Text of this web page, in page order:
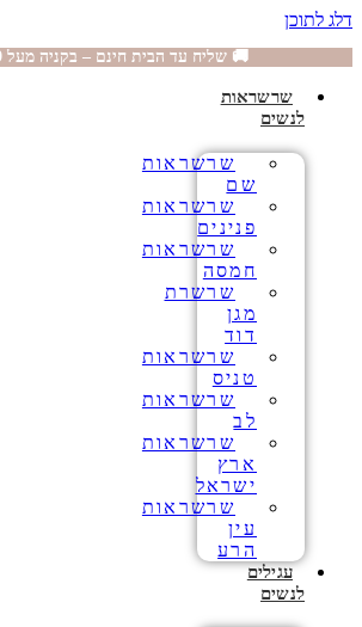
דלג לתוכן
🚚 שליח עד הבית חינם – בקניה מעל 299 ש"ח
שרשראות
לנשים
שרשראות
שם
שרשראות
פנינים
שרשראות
חמסה
שרשרת
מגן
דוד
שרשראות
טניס
שרשראות
לב
שרשראות
ארץ
ישראל
שרשראות
עין
הרע
עגילים
לנשים